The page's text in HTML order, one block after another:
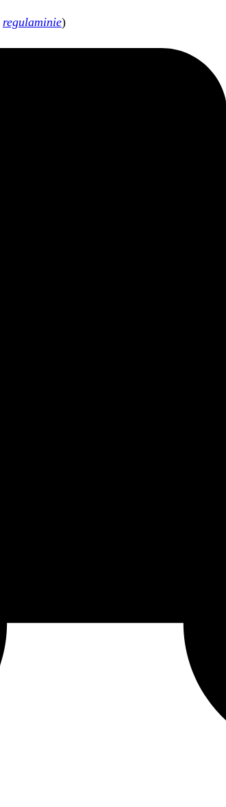
regulaminie)